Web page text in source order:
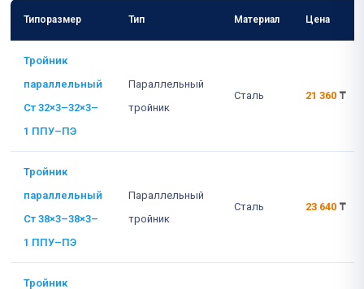
Типоразмер Тип Материал Цена
Тройник
параллельный
Ст 32×3–32×3–
1 ППУ–ПЭ
Параллельный
тройник
Сталь 21 360 ₸
Тройник
параллельный
Ст 38×3–38×3–
1 ППУ–ПЭ
Параллельный
тройник
Сталь 23 640 ₸
Тройник